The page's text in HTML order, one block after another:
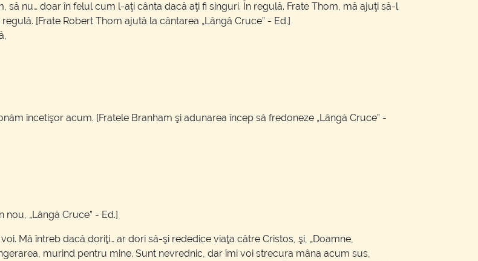
nu… doar în felul cum l-aţi cânta dacă aţi fi singuri. În regulă. Frate Thom, mă ajuţi să-l
[Frate Robert Thom ajută la cântarea „Lângă Cruce” - Ed.]
încetişor acum. [Fratele Branham şi adunarea încep să fredoneze „Lângă Cruce” -
„Lângă Cruce” - Ed.]
Mă întreb dacă doriţi… ar dori să-şi rededice viaţa către Cristos, şi, „Doamne,
murind pentru mine. Sunt nevrednic, dar îmi voi strecura mâna acum sus,